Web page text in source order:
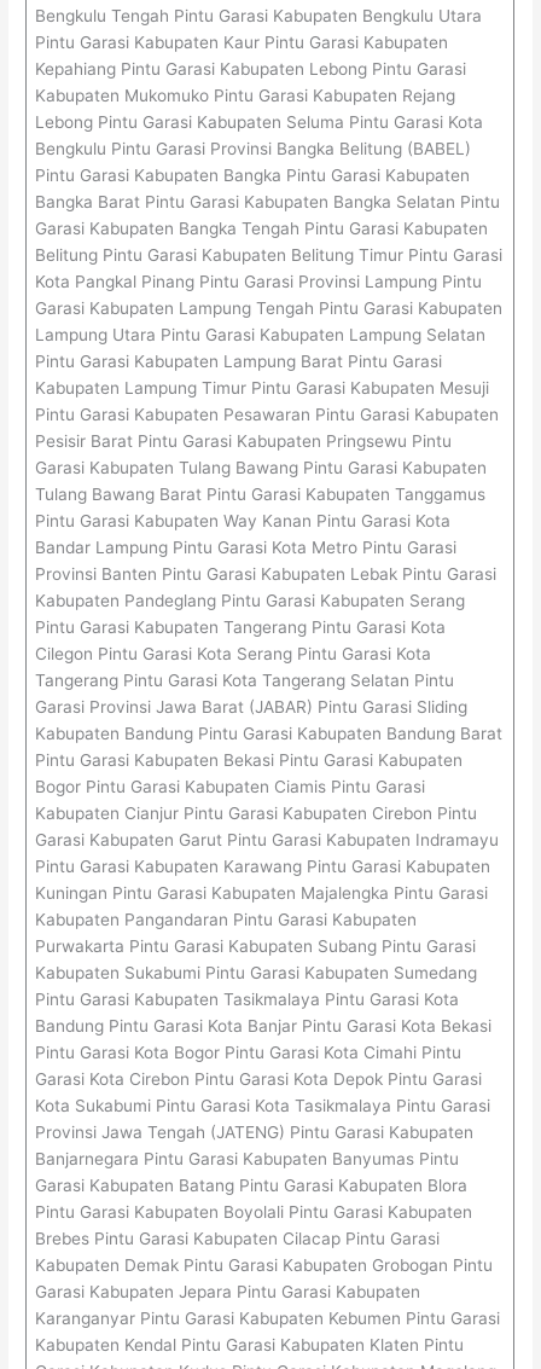
Bengkulu Tengah Pintu Garasi Kabupaten Bengkulu Utara
Pintu Garasi Kabupaten Kaur Pintu Garasi Kabupaten
Kepahiang Pintu Garasi Kabupaten Lebong Pintu Garasi
Kabupaten Mukomuko Pintu Garasi Kabupaten Rejang
Lebong Pintu Garasi Kabupaten Seluma Pintu Garasi Kota
Bengkulu Pintu Garasi Provinsi Bangka Belitung (BABEL)
Pintu Garasi Kabupaten Bangka Pintu Garasi Kabupaten
Bangka Barat Pintu Garasi Kabupaten Bangka Selatan Pintu
Garasi Kabupaten Bangka Tengah Pintu Garasi Kabupaten
Belitung Pintu Garasi Kabupaten Belitung Timur Pintu Garasi
Kota Pangkal Pinang Pintu Garasi Provinsi Lampung Pintu
Garasi Kabupaten Lampung Tengah Pintu Garasi Kabupaten
Lampung Utara Pintu Garasi Kabupaten Lampung Selatan
Pintu Garasi Kabupaten Lampung Barat Pintu Garasi
Kabupaten Lampung Timur Pintu Garasi Kabupaten Mesuji
Pintu Garasi Kabupaten Pesawaran Pintu Garasi Kabupaten
Pesisir Barat Pintu Garasi Kabupaten Pringsewu Pintu
Garasi Kabupaten Tulang Bawang Pintu Garasi Kabupaten
Tulang Bawang Barat Pintu Garasi Kabupaten Tanggamus
Pintu Garasi Kabupaten Way Kanan Pintu Garasi Kota
Bandar Lampung Pintu Garasi Kota Metro Pintu Garasi
Provinsi Banten Pintu Garasi Kabupaten Lebak Pintu Garasi
Kabupaten Pandeglang Pintu Garasi Kabupaten Serang
Pintu Garasi Kabupaten Tangerang Pintu Garasi Kota
Cilegon Pintu Garasi Kota Serang Pintu Garasi Kota
Tangerang Pintu Garasi Kota Tangerang Selatan Pintu
Garasi Provinsi Jawa Barat (JABAR) Pintu Garasi Sliding
Kabupaten Bandung Pintu Garasi Kabupaten Bandung Barat
Pintu Garasi Kabupaten Bekasi Pintu Garasi Kabupaten
Bogor Pintu Garasi Kabupaten Ciamis Pintu Garasi
Kabupaten Cianjur Pintu Garasi Kabupaten Cirebon Pintu
Garasi Kabupaten Garut Pintu Garasi Kabupaten Indramayu
Pintu Garasi Kabupaten Karawang Pintu Garasi Kabupaten
Kuningan Pintu Garasi Kabupaten Majalengka Pintu Garasi
Kabupaten Pangandaran Pintu Garasi Kabupaten
Purwakarta Pintu Garasi Kabupaten Subang Pintu Garasi
Kabupaten Sukabumi Pintu Garasi Kabupaten Sumedang
Pintu Garasi Kabupaten Tasikmalaya Pintu Garasi Kota
Bandung Pintu Garasi Kota Banjar Pintu Garasi Kota Bekasi
Pintu Garasi Kota Bogor Pintu Garasi Kota Cimahi Pintu
Garasi Kota Cirebon Pintu Garasi Kota Depok Pintu Garasi
Kota Sukabumi Pintu Garasi Kota Tasikmalaya Pintu Garasi
Provinsi Jawa Tengah (JATENG) Pintu Garasi Kabupaten
Banjarnegara Pintu Garasi Kabupaten Banyumas Pintu
Garasi Kabupaten Batang Pintu Garasi Kabupaten Blora
Pintu Garasi Kabupaten Boyolali Pintu Garasi Kabupaten
Brebes Pintu Garasi Kabupaten Cilacap Pintu Garasi
Kabupaten Demak Pintu Garasi Kabupaten Grobogan Pintu
Garasi Kabupaten Jepara Pintu Garasi Kabupaten
Karanganyar Pintu Garasi Kabupaten Kebumen Pintu Garasi
Kabupaten Kendal Pintu Garasi Kabupaten Klaten Pintu